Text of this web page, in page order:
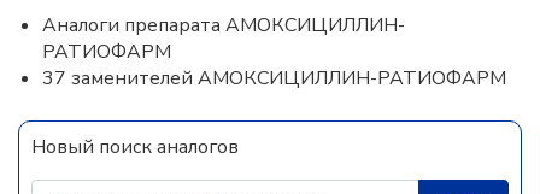
Аналоги препарата АМОКСИЦИЛЛИН-
РАТИОФАРМ
37 заменителей АМОКСИЦИЛЛИН-РАТИОФАРМ
Новый поиск аналогов